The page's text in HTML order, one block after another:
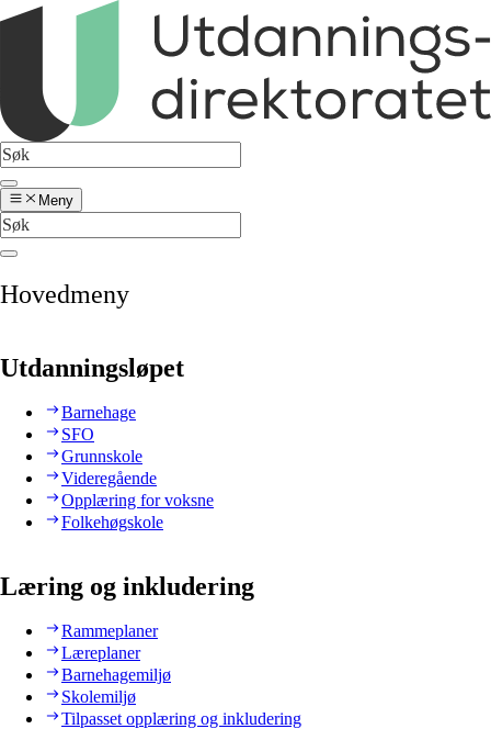
Meny
Hovedmeny
Utdanningsløpet
Barnehage
SFO
Grunnskole
Videregående
Opplæring for voksne
Folkehøgskole
Læring og inkludering
Rammeplaner
Læreplaner
Barnehagemiljø
Skolemiljø
Tilpasset opplæring og inkludering